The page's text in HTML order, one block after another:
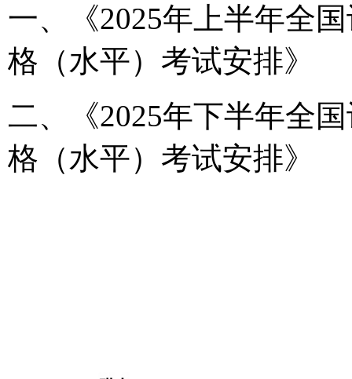
一、《2025年上半年全
格（水平）考试安排》
二、《2025年下半年全
格（水平）考试安排》